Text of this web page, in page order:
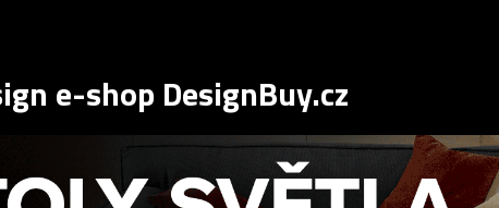
e-shop DesignBuy.cz